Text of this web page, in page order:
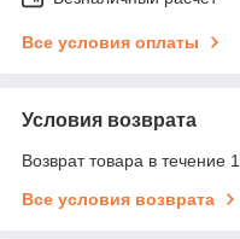
Все условия оплаты
Условия возврата
Возврат товара в течение
Все условия возврата